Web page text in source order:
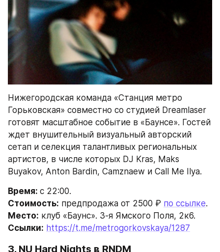
Нижегородская команда «Станция метро
Горьковская» совместно со студией Dreamlaser
готовят масштабное событие в «Баунсе». Гостей
ждет внушительный визуальный авторский
сетап и селекция талантливых региональных
артистов, в числе которых DJ Kras, Maks
Buyakov, Anton Bardin, Camznaew и Call Me Ilya.
Время: с 22:00.
Стоимость: предпродажа от 2500 ₽ по ссылке.
Место: клуб «Баунс». 3-я Ямского Поля, 2к6.
Ссылки: https://t.me/metrogorkovskaya/1287
3. NU Hard Nights в RNDM